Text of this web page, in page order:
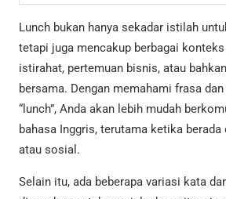
Lunch bukan hanya sekadar istilah
tetapi juga mencakup berbagai
istirahat, pertemuan bisnis, atau
bersama. Dengan memahami frasa
“lunch”, Anda akan lebih mudah
bahasa Inggris, terutama ketika
atau sosial.
Selain itu, ada beberapa variasi kata